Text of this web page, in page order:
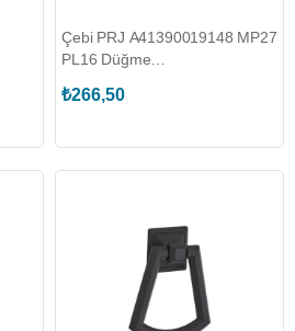
Çebi PRJ A41390019148 MP27
PL16 Düğme
₺266,50